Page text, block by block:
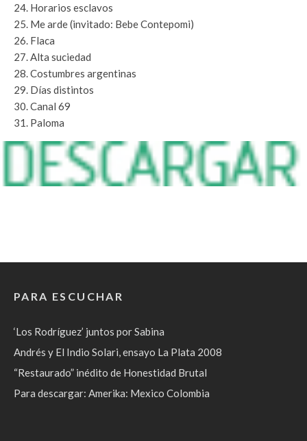
24. Horarios esclavos
25. Me arde (invitado: Bebe Contepomi)
26. Flaca
27. Alta suciedad
28. Costumbres argentinas
29. Días distintos
30. Canal 69
31. Paloma
PARA ESCUCHAR
‘Los Rodríguez’ juntos por Sabina
Andrés y El Indio Solari, ensayo La Plata 2008
“Restaurado” inédito de Honestidad Brutal
Para descargar: Amerika: Mexico Colombia